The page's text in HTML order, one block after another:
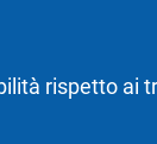
rispetto ai